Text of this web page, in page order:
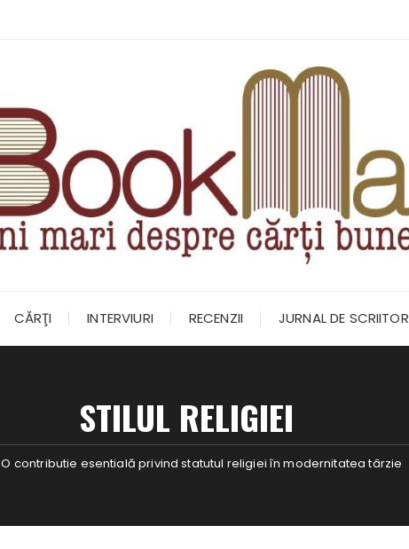
CĂRŢI INTERVIURI RECENZII JURNAL DE SCRIITOR
STILUL RELIGIEI
O contributie esentială privind statutul religiei în modernitatea târzie